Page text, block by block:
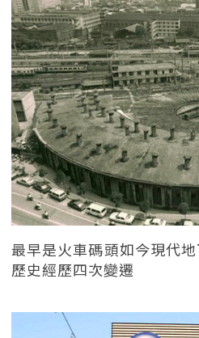
最早是火車碼頭如今現代
歷史經歷四次變遷